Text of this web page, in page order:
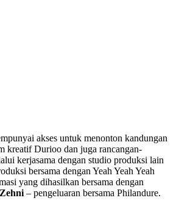
akses untuk menonton kandungan
kreatif Durioo dan juga rancangan-
kerjasama dengan studio produksi lain
bersama dengan Yeah Yeah Yeah
yang dihasilkan bersama dengan
Zehni – pengeluaran bersama Philandure.